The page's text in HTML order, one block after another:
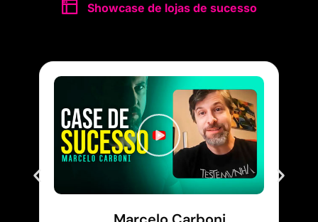
Showcase de lojas de sucesso